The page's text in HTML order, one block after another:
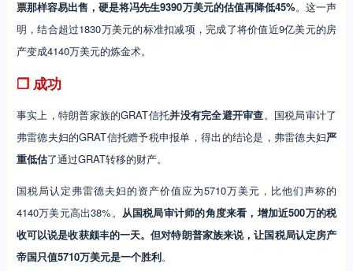
票那样容易出售，硬是将冯先生9390万美元的估值再降低45%。这一声
明，结合超过1830万美元的标准扣减项，完成了将价值近9亿美元的房
产变成4140万美元的炼金术。
❐ 成功
事实上，特朗普家族的GRAT信托并没有完全避开审查。国税局审计了
弗雷德夫妇的GRAT信托赠予税申报单，得出的结论是，弗雷德夫妇严
重低估了通过GRAT转移的财产。
国税局认定弗雷德夫妇的资产价值应为5710万美元，比他们声称的
4140万美元高出38%。 从国税局审计师的角度来看，增加近500万的税
收可以说是收获颇丰的一天。但对特朗普家族来说，让国税局认定房产
帝国只值5710万美元是一个胜利。